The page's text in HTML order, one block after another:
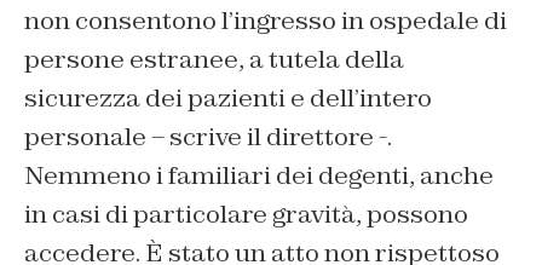
non consentono l’ingresso in ospedale di
persone estranee, a tutela della
sicurezza dei pazienti e dell’intero
personale – scrive il direttore -.
Nemmeno i familiari dei degenti, anche
in casi di particolare gravità, possono
accedere. È stato un atto non rispettoso